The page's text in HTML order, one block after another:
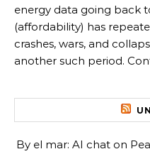
energy data going back
(affordability) has
crashes, wars, and
another such period.
By el mar: AI chat on